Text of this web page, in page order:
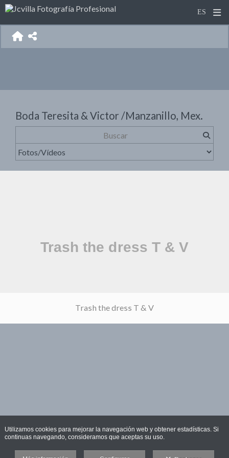
Boda Teresita & Victor /Manzanillo, Mex.
Trash the dress T & V
Utilizamos cookies para mejorar la navegación web y obtener estadísticas. Si
continuas navegando, consideramos que aceptas su uso.